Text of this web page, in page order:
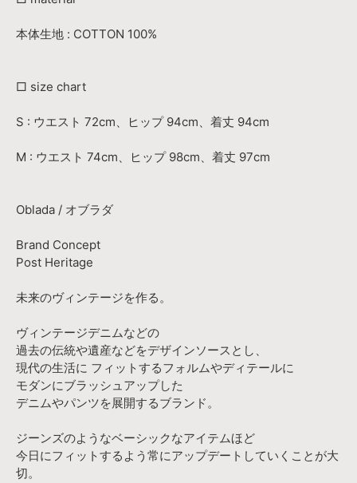
本体生地 : COTTON 100%
□ size chart
S : ウエスト 72cm、ヒップ 94cm、着丈 94cm
M : ウエスト 74cm、ヒップ 98cm、着丈 97cm
Oblada / オブラダ
Brand Concept
Post Heritage
未来のヴィンテージを作る。
ヴィンテージデニムなどの
過去の伝統や遺産などをデザインソースとし、
現代の生活に フィットするフォルムやディテールに
モダンにブラッシュアップした
デニムやパンツを展開するブランド。
ジーンズのようなベーシックなアイテムほど
今日にフィットするよう常にアップデートしていくことが大
切。